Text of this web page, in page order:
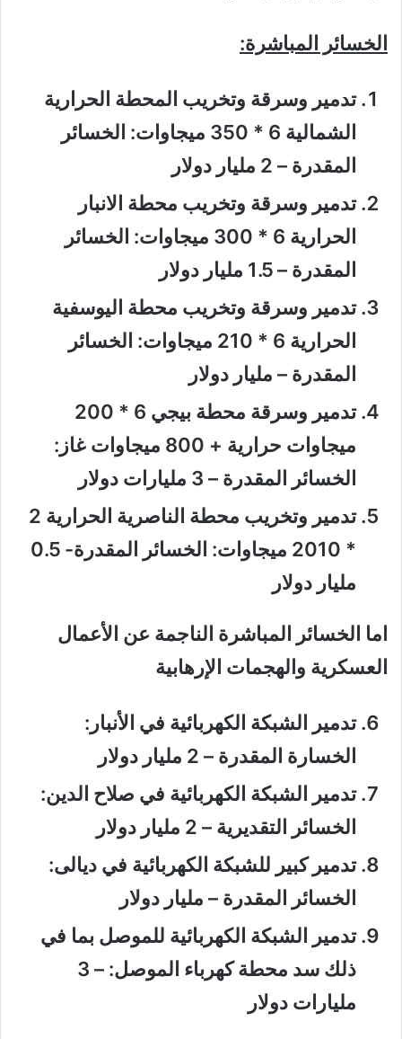
الخسائر المباشرة:
تدمير وسرقة وتخريب المحطة الحرارية
الشمالية 6 * 350 ميجاوات: الخسائر
المقدرة – 2 مليار دولار
تدمير وسرقة وتخريب محطة الانبار
الحرارية 6 * 300 ميجاوات: الخسائر
المقدرة – 1.5 مليار دولار
تدمير وسرقة وتخريب محطة اليوسفية
الحرارية 6 * 210 ميجاوات: الخسائر
المقدرة – مليار دولار
تدمير وسرقة محطة بيجي 6 * 200
ميجاوات حرارية + 800 ميجاوات غاز:
الخسائر المقدرة – 3 مليارات دولار
تدمير وتخريب محطة الناصرية الحرارية 2
* 2010 ميجاوات: الخسائر المقدرة- 0.5
مليار دولار
اما الخسائر المباشرة الناجمة عن الأعمال
العسكرية والهجمات الإرهابية
تدمير الشبكة الكهربائية في الأنبار:
الخسارة المقدرة – 2 مليار دولار
تدمير الشبكة الكهربائية في صلاح الدين:
الخسائر التقديرية – 2 مليار دولار
تدمير كبير للشبكة الكهربائية في ديالى:
الخسائر المقدرة – مليار دولار
تدمير الشبكة الكهربائية للموصل بما في
ذلك سد محطة كهرباء الموصل: – 3
مليارات دولار